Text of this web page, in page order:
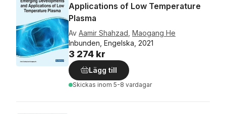
Applications of Low Temperature
Plasma
Av Aamir Shahzad Maogang He
Inbunden, Engelska, 2021
3 274 kr
Lägg till
Skickas inom 5-8 vardagar